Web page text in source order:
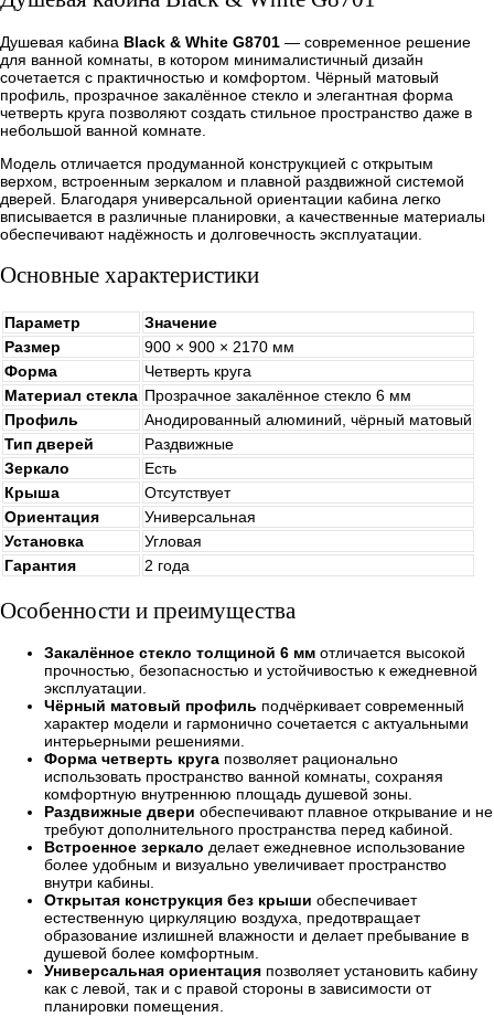
Душевая кабина Black & White G8701 — современное решение
для ванной комнаты, в котором минималистичный дизайн
сочетается с практичностью и комфортом. Чёрный матовый
профиль, прозрачное закалённое стекло и элегантная форма
четверть круга позволяют создать стильное пространство даже в
небольшой ванной комнате.
Модель отличается продуманной конструкцией с открытым
верхом, встроенным зеркалом и плавной раздвижной системой
дверей. Благодаря универсальной ориентации кабина легко
вписывается в различные планировки, а качественные материалы
обеспечивают надёжность и долговечность эксплуатации.
Основные характеристики
Параметр
Значение
Размер
900 × 900 × 2170 мм
Форма
Четверть круга
Материал стекла Прозрачное закалённое стекло 6 мм
Профиль
Анодированный алюминий, чёрный матовый
Тип дверей
Раздвижные
Зеркало
Есть
Крыша
Отсутствует
Ориентация
Универсальная
Установка
Угловая
Гарантия
2 года
Особенности и преимущества
Закалённое стекло толщиной 6 мм отличается высокой
прочностью, безопасностью и устойчивостью к ежедневной
эксплуатации.
Чёрный матовый профиль подчёркивает современный
характер модели и гармонично сочетается с актуальными
интерьерными решениями.
Форма четверть круга позволяет рационально
использовать пространство ванной комнаты, сохраняя
комфортную внутреннюю площадь душевой зоны.
Раздвижные двери обеспечивают плавное открывание и не
требуют дополнительного пространства перед кабиной.
Встроенное зеркало делает ежедневное использование
более удобным и визуально увеличивает пространство
внутри кабины.
Открытая конструкция без крыши обеспечивает
естественную циркуляцию воздуха, предотвращает
образование излишней влажности и делает пребывание в
душевой более комфортным.
Универсальная ориентация позволяет установить кабину
как с левой, так и с правой стороны в зависимости от
планировки помещения.